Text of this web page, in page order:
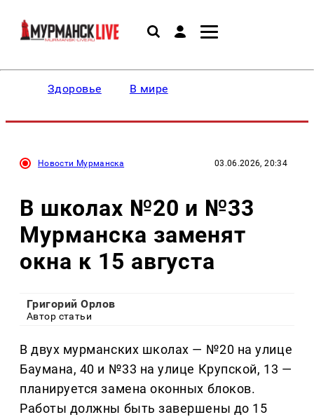
Здоровье В мире
Новости Мурманска 03.06.2026, 20:34
В школах №20 и №33
Мурманска заменят
окна к 15 августа
Григорий Орлов
Автор статьи
В двух мурманских школах — №20 на улице
Баумана, 40 и №33 на улице Крупской, 13 —
планируется замена оконных блоков.
Работы должны быть завершены до 15